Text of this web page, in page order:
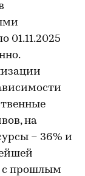
01.11.2025
на
– 36% и
с прошлым